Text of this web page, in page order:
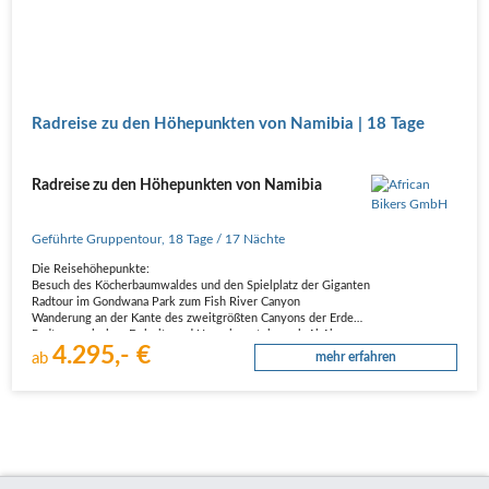
Radreise zu den Höhepunkten von Namibia | 18 Tage
Radreise zu den Höhepunkten von Namibia
Geführte Gruppentour, 18 Tage / 17 Nächte
Die Reisehöhepunkte:
Besuch des Köcherbaumwaldes und den Spielplatz der Giganten
Radtour im Gondwana Park zum Fish River Canyon
Wanderung an der Kante des zweitgrößten Canyons der Erde
Radtour vom Tsarishoogte Pass an den Rand der Namib Wüste
ab4.295,- € mehr erfahren